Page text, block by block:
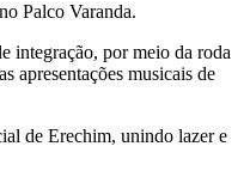
Palco Varanda.
integração, por meio da roda
apresentações musicais de
de Erechim, unindo lazer e